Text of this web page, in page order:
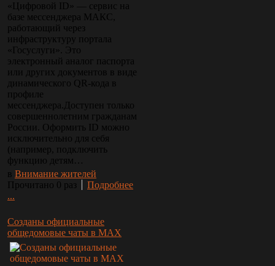
«Цифровой ID» — сервис на
базе мессенджера МАКС,
работающий через
инфраструктуру портала
«Госуслуги». Это
электронный аналог паспорта
или других документов в виде
динамического QR-кода в
профиле
мессенджера.Доступен только
совершеннолетним гражданам
России. Оформить ID можно
исключительно для себя
(например, подключить
функцию детям…
в Внимание жителей
Прочитано 0 раз
Подробнее
...
Созданы официальные
общедомовые чаты в МАХ